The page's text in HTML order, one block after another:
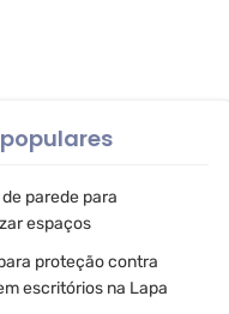
parede para
espaços
proteção contra
escritórios na Lapa